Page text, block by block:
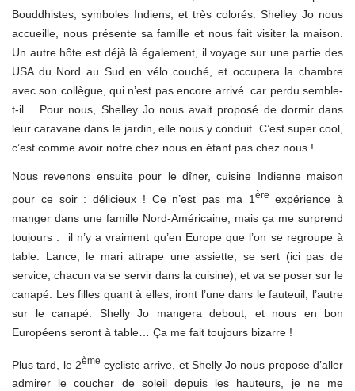
Bouddhistes, symboles Indiens, et très colorés. Shelley Jo nous
accueille, nous présente sa famille et nous fait visiter la maison.
Un autre hôte est déjà là également, il voyage sur une partie des
USA du Nord au Sud en vélo couché, et occupera la chambre
avec son collègue, qui n’est pas encore arrivé car perdu semble-
t-il… Pour nous, Shelley Jo nous avait proposé de dormir dans
leur caravane dans le jardin, elle nous y conduit. C’est super cool,
c’est comme avoir notre chez nous en étant pas chez nous !
Nous revenons ensuite pour le dîner, cuisine Indienne maison
pour ce soir : délicieux ! Ce n’est pas ma 1 ère
expérience à
manger dans une famille Nord-Américaine, mais ça me surprend
toujours : il n’y a vraiment qu’en Europe que l’on se regroupe à
table. Lance, le mari attrape une assiette, se sert (ici pas de
service, chacun va se servir dans la cuisine), et va se poser sur le
canapé. Les filles quant à elles, iront l’une dans le fauteuil, l’autre
sur le canapé. Shelly Jo mangera debout, et nous en bon
Européens seront à table… Ça me fait toujours bizarre !
Plus tard, le 2ème cycliste arrive, et Shelly Jo nous propose d’aller
admirer le coucher de soleil depuis les hauteurs, je ne me